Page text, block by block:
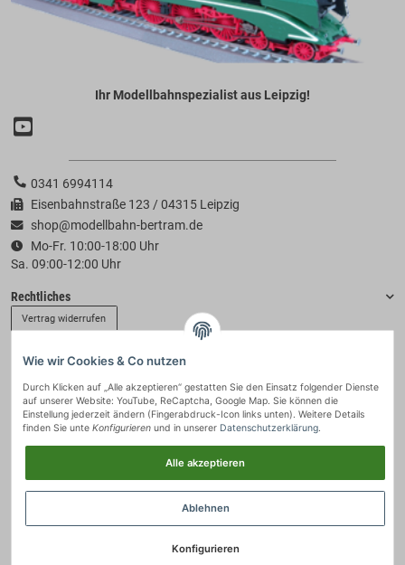
Ihr Modellbahnspezialist aus Leipzig!
0341 6994114
Eisenbahnstraße 123 / 04315 Leipzig
shop@modellbahn-bertram.de
Mo-Fr. 10:00-18:00 Uhr
Sa. 09:00-12:00 Uhr
Rechtliches
Vertrag widerrufen
Zahlung & Versand
Wie wir Cookies & Co nutzen
Durch Klicken auf „Alle akzeptieren“ gestatten Sie den Einsatz folgender Dienste
auf unserer Website: YouTube, ReCaptcha, Google Map. Sie können die
Einstellung jederzeit ändern (Fingerabdruck-Icon links unten). Weitere Details
finden Sie unte Konfigurieren und in unserer Datenschutzerklärung.
Alle akzeptieren
Ablehnen
Konfigurieren